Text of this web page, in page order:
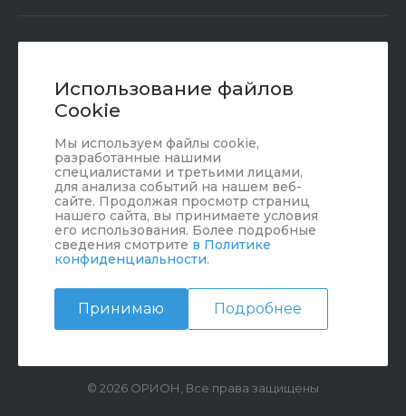
Использование файлов
Cookie
Мы используем файлы cookie,
разработанные нашими
специалистами и третьими лицами,
для анализа событий на нашем веб-
сайте. Продолжая просмотр страниц
нашего сайта, вы принимаете условия
его использования. Более подробные
сведения смотрите в Политике
конфиденциальности.
Принимаю Подробнее
г. Юрюзань, ул. Пролетарская, 101
© 2026 ОРИОН, Все права защищены